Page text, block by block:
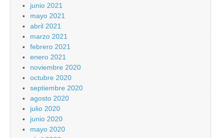
junio 2021
mayo 2021
abril 2021
marzo 2021
febrero 2021
enero 2021
noviembre 2020
octubre 2020
septiembre 2020
agosto 2020
julio 2020
junio 2020
mayo 2020